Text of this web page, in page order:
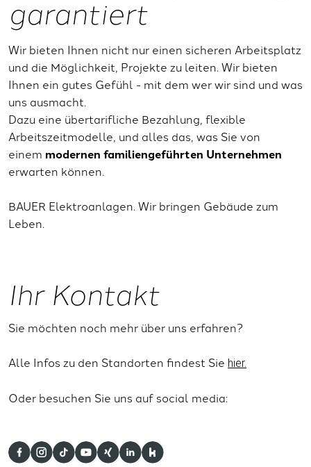
garantiert
Wir bieten Ihnen nicht nur einen sicheren Arbeitsplatz
und die Möglichkeit, Projekte zu leiten. Wir bieten
Ihnen ein gutes Gefühl - mit dem wer wir sind und was
uns ausmacht.
Dazu eine übertarifliche Bezahlung, flexible
Arbeitszeitmodelle, und alles das, was Sie von
einem modernen familiengeführten Unternehmen
erwarten können.
BAUER Elektroanlagen. Wir bringen Gebäude zum
Leben.
Ihr Kontakt
Sie möchten noch mehr über uns erfahren?
Alle Infos zu den Standorten findest Sie hier.
Oder besuchen Sie uns auf social media: